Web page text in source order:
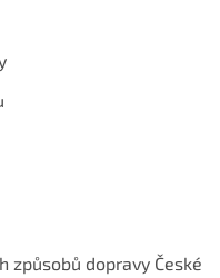
způsobů dopravy České